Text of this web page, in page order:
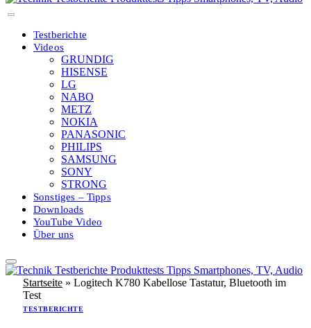
Testberichte
Videos
GRUNDIG
HISENSE
LG
NABO
METZ
NOKIA
PANASONIC
PHILIPS
SAMSUNG
SONY
STRONG
Sonstiges – Tipps
Downloads
YouTube Video
Über uns
Startseite » Logitech K780 Kabellose Tastatur, Bluetooth im
Test
TESTBERICHTE